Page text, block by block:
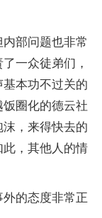
部问题也非常
一众徒弟们，
本功不过关的
圈化的德云社
，来得快去的
，其他人的情
的态度非常正